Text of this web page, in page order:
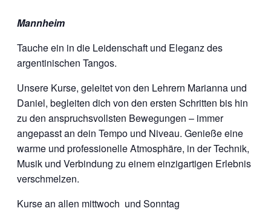
Mannheim
Tauche ein in die Leidenschaft und Eleganz des
argentinischen Tangos.
Unsere Kurse, geleitet von den Lehrern Marianna und
Daniel, begleiten dich von den ersten Schritten bis hin
zu den anspruchsvollsten Bewegungen – immer
angepasst an dein Tempo und Niveau. Genieße eine
warme und professionelle Atmosphäre, in der Technik,
Musik und Verbindung zu einem einzigartigen Erlebnis
verschmelzen.
Kurse an allen mittwoch und Sonntag